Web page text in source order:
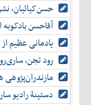
حسن‌کیائیان،
آقاحسن بادکوبه
یادمانی عظیم
رود تجن،
دستینۀ رادیو